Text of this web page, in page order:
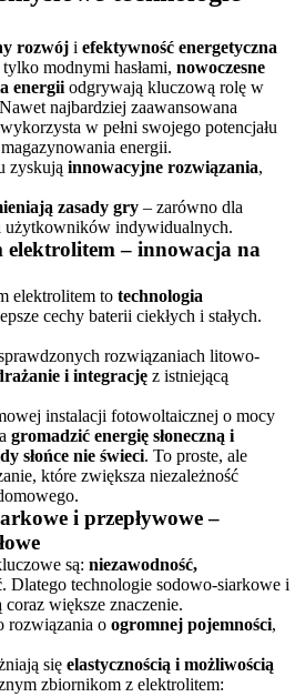
rozwój i efektywność energetyczna
modnymi hasłami, nowoczesne
energii odgrywają kluczową rolę w
najbardziej zaawansowana
w pełni swojego potencjału
energii.
zyskują innowacyjne rozwiązania,
zasady gry – zarówno dla
użytkowników indywidualnych.
elektrolitem – innowacja na
elektrolitem to technologia
cechy baterii ciekłych i stałych.
rozwiązaniach litowo-
i integrację z istniejącą
instalacji fotowoltaicznej o mocy
gromadzić energię słoneczną i
słońce nie świeci. To proste, ale
które zwiększa niezależność
i przepływowe –
są: niezawodność,
. Dlatego technologie sodowo-siarkowe i
większe znaczenie.
rozwiązania o ogromnej pojemności,
się elastycznością i możliwością
zbiornikom z elektrolitem: